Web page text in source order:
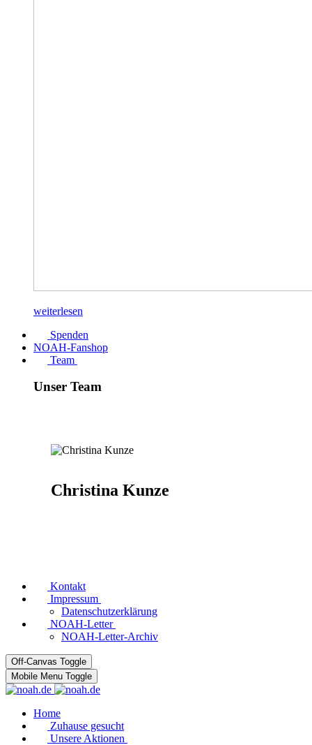
weiterlesen
Spenden
NOAH-Fanshop
Team
Unser Team
Christina Kunze
Kontakt
Impressum
Datenschutzerklärung
NOAH-Letter
NOAH-Letter-Archiv
Off-Canvas Toggle
Mobile Menu Toggle
Home
Zuhause gesucht
Unsere Aktionen